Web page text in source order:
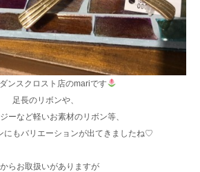
ンスクロスト店のmariです
足長のリボンや、
ーなど軽いお素材のリボン等、
にもバリエーションが出てきましたね♡
らお取扱いがありますが